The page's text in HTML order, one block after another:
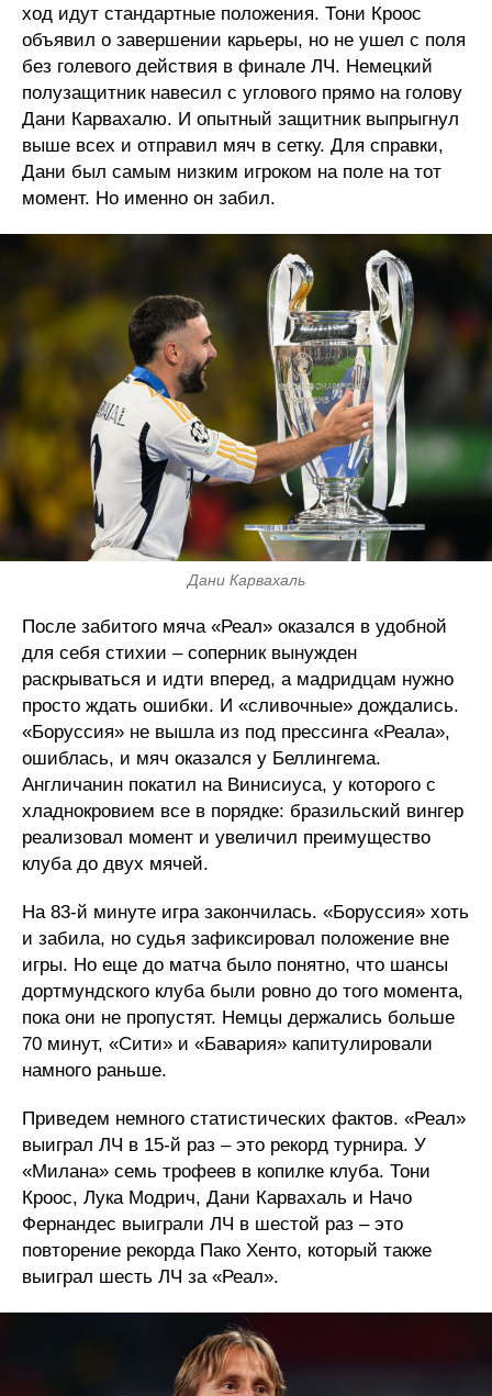
ход идут стандартные положения. Тони Кроос
объявил о завершении карьеры, но не ушел с поля
без голевого действия в финале ЛЧ. Немецкий
полузащитник навесил с углового прямо на голову
Дани Карвахалю. И опытный защитник выпрыгнул
выше всех и отправил мяч в сетку. Для справки,
Дани был самым низким игроком на поле на тот
момент. Но именно он забил.
Дани Карвахаль
После забитого мяча «Реал» оказался в удобной
для себя стихии – соперник вынужден
раскрываться и идти вперед, а мадридцам нужно
просто ждать ошибки. И «сливочные» дождались.
«Боруссия» не вышла из под прессинга «Реала»,
ошиблась, и мяч оказался у Беллингема.
Англичанин покатил на Винисиуса, у которого с
хладнокровием все в порядке: бразильский вингер
реализовал момент и увеличил преимущество
клуба до двух мячей.
На 83-й минуте игра закончилась. «Боруссия» хоть
и забила, но судья зафиксировал положение вне
игры. Но еще до матча было понятно, что шансы
дортмундского клуба были ровно до того момента,
пока они не пропустят. Немцы держались больше
70 минут, «Сити» и «Бавария» капитулировали
намного раньше.
Приведем немного статистических фактов. «Реал»
выиграл ЛЧ в 15-й раз – это рекорд турнира. У
«Милана» семь трофеев в копилке клуба. Тони
Кроос, Лука Модрич, Дани Карвахаль и Начо
Фернандес выиграли ЛЧ в шестой раз – это
повторение рекорда Пако Хенто, который также
выиграл шесть ЛЧ за «Реал».